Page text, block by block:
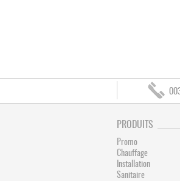
PRODUITS
Promo
Chauffage
Installation
Sanitaire